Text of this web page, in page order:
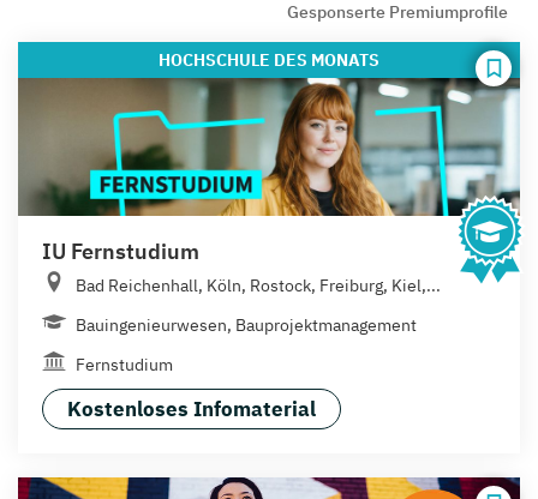
Gesponserte Premiumprofile
HOCHSCHULE DES MONATS
IU Fernstudium
Bad Reichenhall, Köln, Rostock, Freiburg, Kiel,...
Bauingenieurwesen, Bauprojektmanagement
Fernstudium
Kostenloses Infomaterial